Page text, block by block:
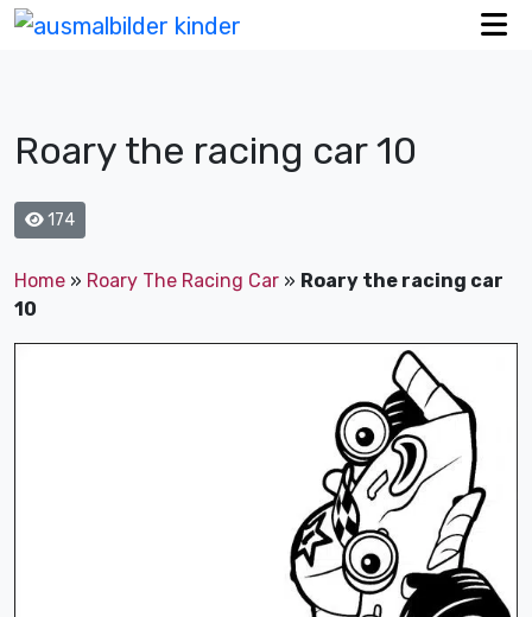
Roary the racing car 10
174
Home » Roary The Racing Car » Roary the racing car
10